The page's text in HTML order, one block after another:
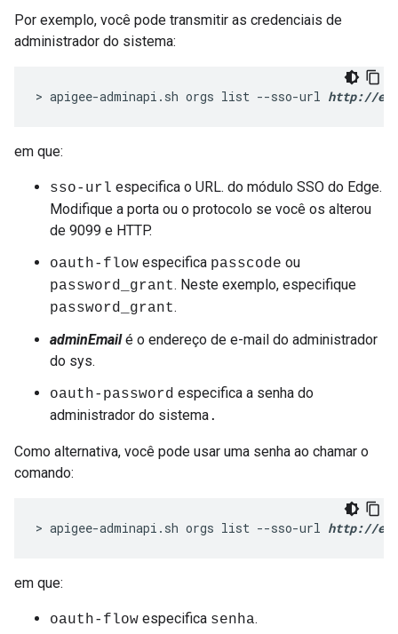
Por exemplo, você pode transmitir as credenciais de
administrador do sistema:
> apigee-adminapi.sh orgs list --sso-url http://
em que:
sso-url especifica o URL. do módulo SSO do Edge.
Modifique a porta ou o protocolo se você os alterou
de 9099 e HTTP.
oauth-flow especifica passcode ou
password_grant. Neste exemplo, especifique
password_grant.
adminEmailé o endereço de e-mail do administrador
do sys.
oauth-password especifica a senha do
administrador do sistema.
Como alternativa, você pode usar uma senha ao chamar o
comando:
> apigee-adminapi.sh orgs list --sso-url http://
em que:
oauth-flow especifica senha.